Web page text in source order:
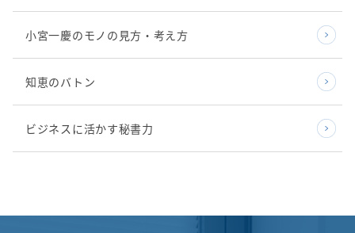
小宮一慶のモノの見方・考え方
知恵のバトン
ビジネスに活かす秘書力